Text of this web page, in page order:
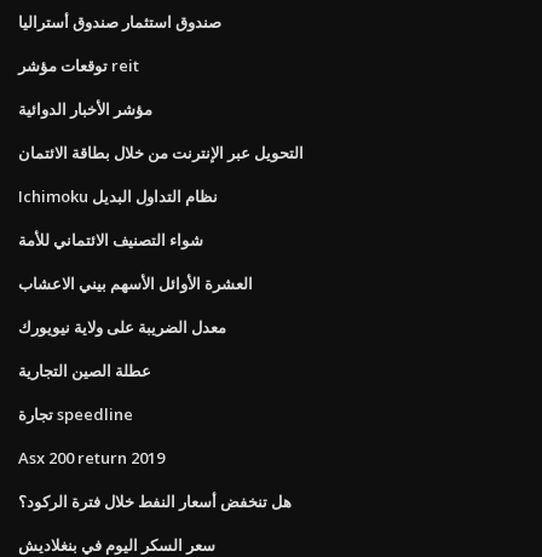
صندوق استثمار صندوق أستراليا
توقعات مؤشر reit
مؤشر الأخبار الدوائية
التحويل عبر الإنترنت من خلال بطاقة الائتمان
Ichimoku نظام التداول البديل
شواء التصنيف الائتماني للأمة
العشرة الأوائل الأسهم بيني الاعشاب
معدل الضريبة على ولاية نيويورك
عطلة الصين التجارية
تجارة speedline
Asx 200 return 2019
هل تنخفض أسعار النفط خلال فترة الركود؟
سعر السكر اليوم في بنغلاديش